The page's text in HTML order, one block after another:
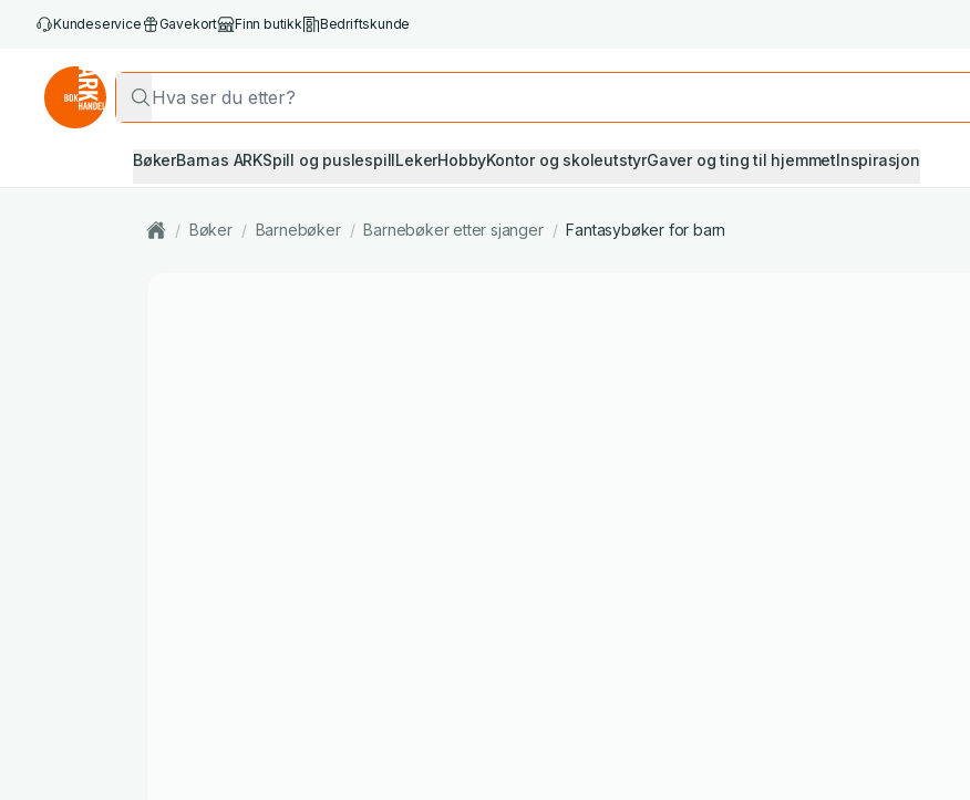
Kundeservice Gavekort Finn butikk Bedriftskunde
BøkerBarnas ARKSpill og puslespillLekerHobbyKontor og skoleutstyrGaver og ting til hjemmetInspirasjon
/ Bøker / Barnebøker / Barnebøker etter sjanger / Fantasybøker for barn